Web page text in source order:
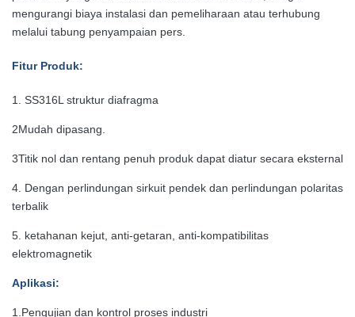
mengurangi biaya instalasi dan pemeliharaan atau terhubung
melalui tabung penyampaian pers
Fitur Produk:
1. SS316L struktur diafragma
2Mudah dipasang.
3Titik nol dan rentang penuh produk dapat diatur secara eksternal
4. Dengan perlindungan sirkuit pendek dan perlindungan polaritas
terbalik
5. ketahanan kejut, anti-getaran, anti-kompatibilitas
elektromagnetik
Aplikasi:
1. Pengujian dan kontrol proses industri